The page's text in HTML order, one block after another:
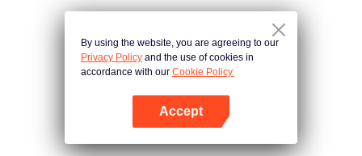
By using the website, you are agreeing to our
Privacy Policy and the use of cookies in
accordance with our Cookie Policy.
Accept